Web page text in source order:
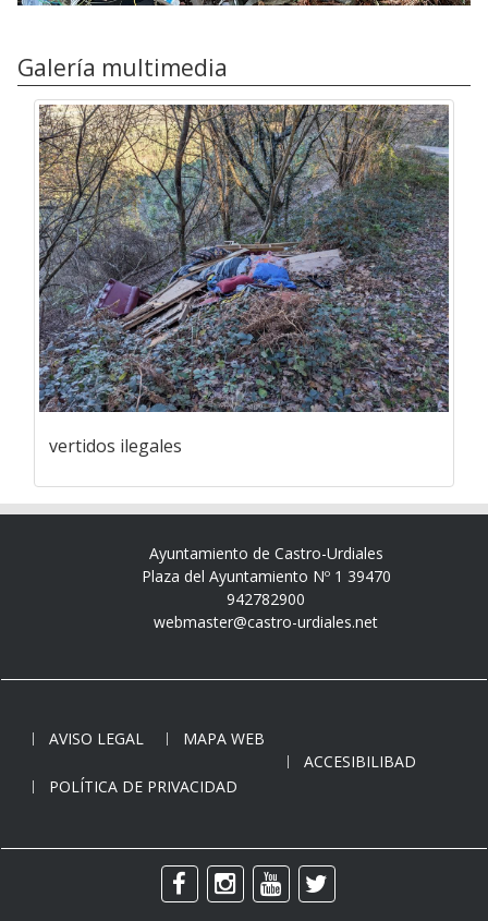
Galería multimedia
vertidos ilegales
Ayuntamiento de Castro-Urdiales
Plaza del Ayuntamiento Nº 1 39470
942782900
webmaster@castro-urdiales.net
AVISO LEGAL
MAPA WEB
ACCESIBILIBAD
POLÍTICA DE PRIVACIDAD